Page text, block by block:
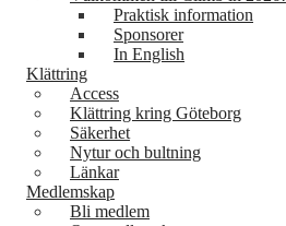
Praktisk information
Sponsorer
In English
Klättring
Access
Klättring kring Göteborg
Säkerhet
Nytur och bultning
Länkar
Medlemskap
Bli medlem